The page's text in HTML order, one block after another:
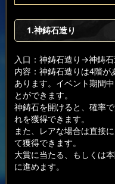
1.神鋳石造り
入口：神鋳石造り →神鋳石
内容：神鋳石造りは4階が
あります。イベント期間
とができます。
神鋳石を開けると、確率
れを獲得できます。
また、レアな場合は直接
て獲得できます。
大賞に当たる、もしくは
に進めます。